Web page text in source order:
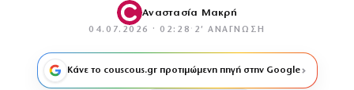
Αναστασία Μακρή
04.07.2026 · 02:28 · 2′ ΑΝΆΓΝΩΣΗ
Κάνε το couscous.gr προτιμώμενη πηγή στην Google